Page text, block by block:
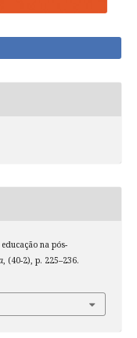
na pós-
, (40-2), p. 225–236.